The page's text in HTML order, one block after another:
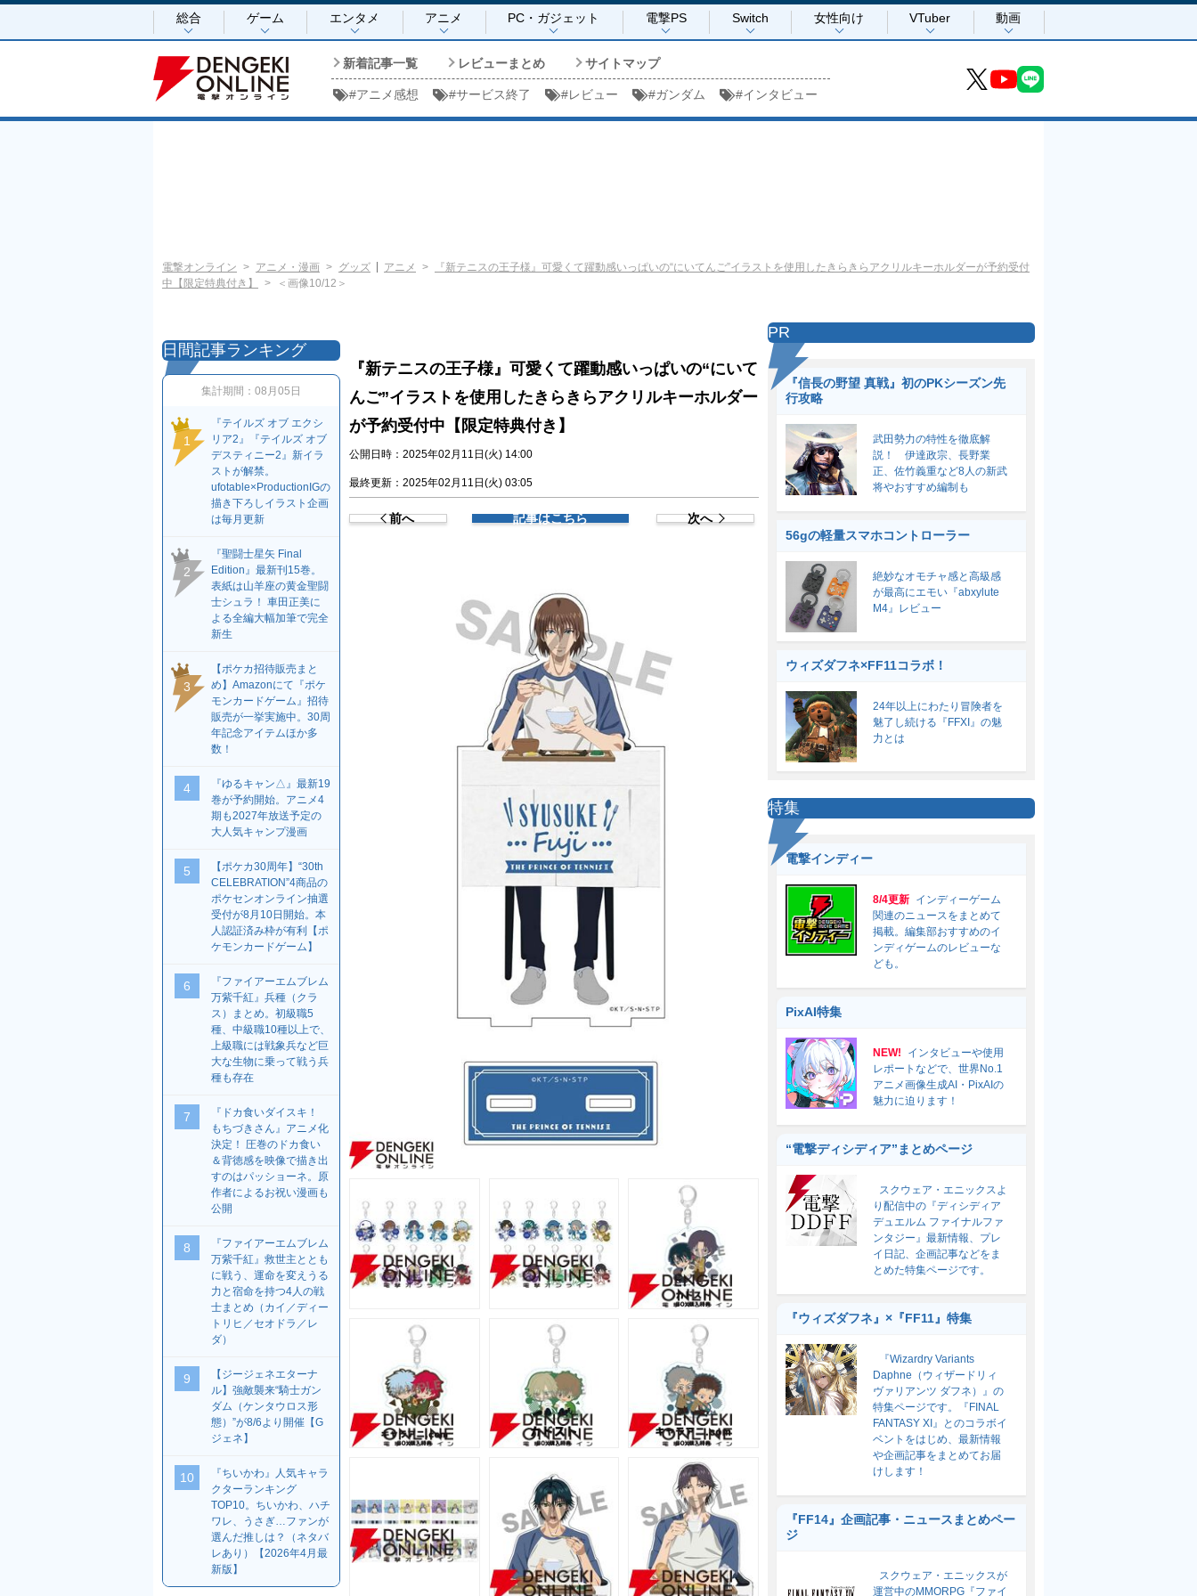
総合 ゲーム エンタメ アニメ PC・ガジェット 電撃PS Switch 女性向け VTuber 動画
新着記事一覧 レビューまとめ サイトマップ
#アニメ感想 #サービス終了 #レビュー #ガンダム #インタビュー
電撃オンライン アニメ・漫画 グッズ アニメ
『新テニスの王子様』可愛くて躍動感いっぱいの“にいてんご”イラストを使用したきらきらアクリルキーホルダーが予約受付
中【限定特典付き】
＜画像10/12＞
『新テニスの王子様』可愛くて躍動感いっぱいの“にいて
んご”イラストを使用したきらきらアクリルキーホルダー
が予約受付中【限定特典付き】
公開日時：2025年02月11日(火) 14:00
最終更新：2025年02月11日(火) 03:05
前へ 記事はこちら 次へ
日間記事ランキング
集計期間： 08月05日
1
『テイルズ オブ エクシ
リア2』『テイルズ オブ
デスティニー2』新イラ
ストが解禁。
ufotable×ProductionIGの
描き下ろしイラスト企画
は毎月更新
2
『聖闘士星矢 Final
Edition』最新刊15巻。
表紙は山羊座の黄金聖闘
士シュラ！ 車田正美に
よる全編大幅加筆で完全
新生
3
【ポケカ招待販売まと
め】Amazonにて『ポケ
モンカードゲーム』招待
販売が一挙実施中。30周
年記念アイテムほか多
数！
4
『ゆるキャン△』最新19
巻が予約開始。アニメ4
期も2027年放送予定の
大人気キャンプ漫画
5
【ポケカ30周年】“30th
CELEBRATION”4商品の
ポケセンオンライン抽選
受付が8月10日開始。本
人認証済み枠が有利【ポ
ケモンカードゲーム】
6
『ファイアーエムブレム
万紫千紅』兵種（クラ
ス）まとめ。初級職5
種、中級職10種以上で、
上級職には戦象兵など巨
大な生物に乗って戦う兵
種も存在
7
『ドカ食いダイスキ！
もちづきさん』アニメ化
決定！ 圧巻のドカ食い
＆背徳感を映像で描き出
すのはパッショーネ。原
作者によるお祝い漫画も
公開
8
『ファイアーエムブレム
万紫千紅』救世主ととも
に戦う、運命を変えうる
力と宿命を持つ4人の戦
士まとめ（カイ／ディー
トリヒ／セオドラ／レ
ダ）
9
【ジージェネエターナ
ル】強敵襲来“騎士ガン
ダム（ケンタウロス形
態）”が8/6より開催【G
ジェネ】
10
『ちいかわ』人気キャラ
クターランキング
TOP10。ちいかわ、ハチ
ワレ、うさぎ…ファンが
選んだ推しは？（ネタバ
レあり）【2026年4月最
新版】
PR
『信長の野望 真戦』初のPKシーズン先
行攻略
武田勢力の特性を徹底解
説！ 伊達政宗、長野業
正、佐竹義重など8人の新武
将やおすすめ編制も
56gの軽量スマホコントローラー
絶妙なオモチャ感と高級感
が最高にエモい『abxylute
M4』レビュー
ウィズダフネ×FF11コラボ！
24年以上にわたり冒険者を
魅了し続ける『FFXI』の魅
力とは
特集
電撃インディー
8/4更新 インディーゲーム
関連のニュースをまとめて
掲載。編集部おすすめのイ
ンディゲームのレビューな
ども。
PixAI特集
NEW!
インタビューや使用
レポートなどで、世界No.1
アニメ画像生成AI・PixAIの
魅力に迫ります！
“電撃ディシディア”まとめページ
スクウェア・エニックスよ
り配信中の『ディシディア
デュエルム ファイナルファ
ンタジー』最新情報、プレ
イ日記、企画記事などをま
とめた特集ページです。
『ウィズダフネ』×『FF11』特集
『Wizardry Variants
Daphne（ウィザードリィ
ヴァリアンツ ダフネ）』の
特集ページです。『FINAL
FANTASY XI』とのコラボイ
ベントをはじめ、最新情報
や企画記事をまとめてお届
けします！
『FF14』企画記事・ニュースまとめペー
ジ
スクウェア・エニックスが
運営中のMMORPG『ファイ